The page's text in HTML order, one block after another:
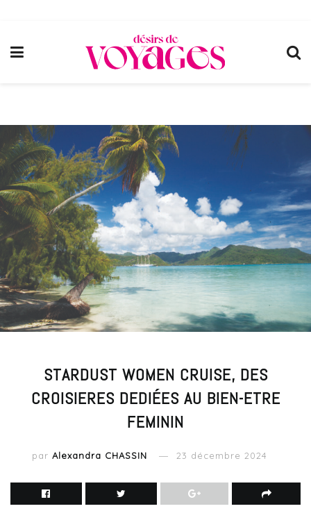
STARDUST WOMEN CRUISE, DES
CROISIERES DEDIÉES AU BIEN-ETRE
FEMININ
par Alexandra CHASSIN 23 décembre 2024